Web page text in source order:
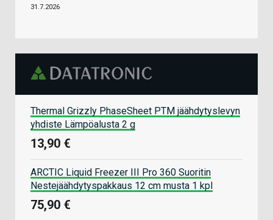
31.7.2026
Thermal Grizzly PhaseSheet PTM jäähdytyslevyn
yhdiste Lämpöalusta 2 g
13,90 €
ARCTIC Liquid Freezer III Pro 360 Suoritin
Nestejäähdytyspakkaus 12 cm musta 1 kpl
75,90 €